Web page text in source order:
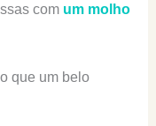
com um molho
que um belo